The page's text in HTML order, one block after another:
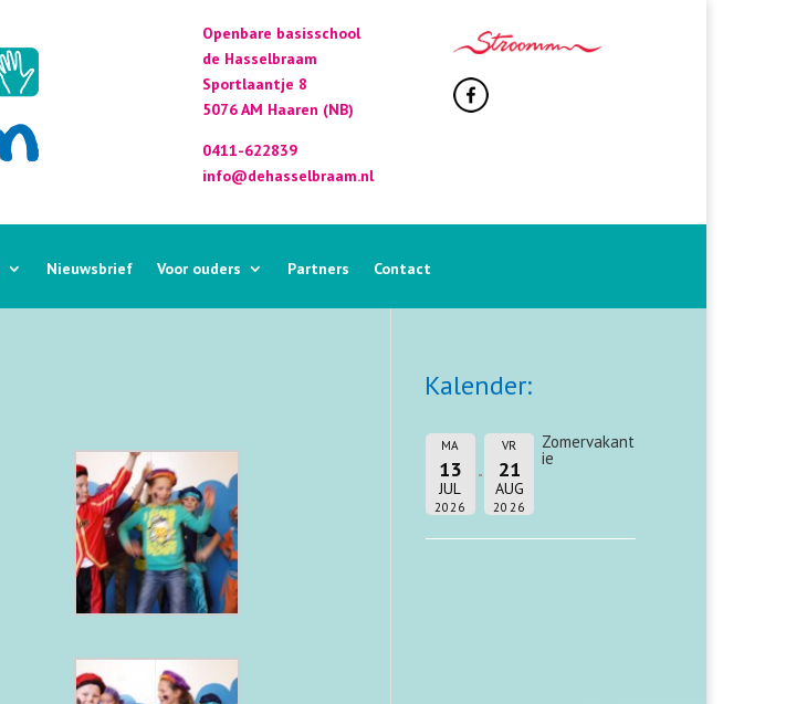
Openbare basisschool
de Hasselbraam
Sportlaantje 8
5076 AM Haaren (NB)
0411-622839
info@dehasselbraam.nl
Nieuwsbrief Voor ouders Partners Contact
Kalender:
MA
13
JUL
2026
VR
21
AUG
2026
Zomervakant
ie